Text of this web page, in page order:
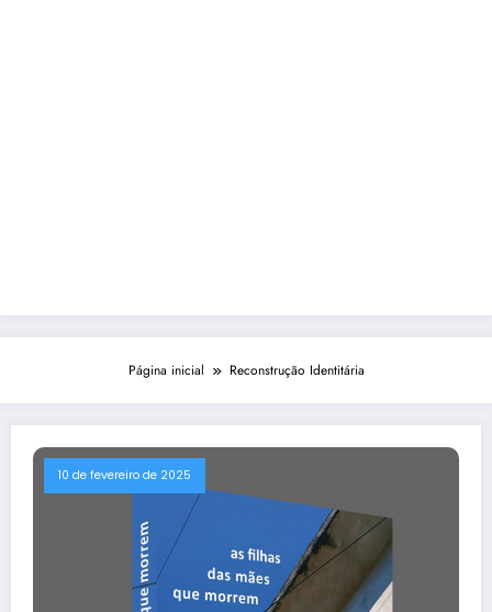
Página inicial Reconstrução Identitária
10 de fevereiro de 2025